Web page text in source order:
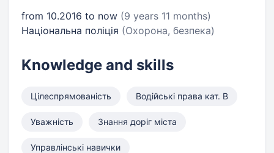
from 10.2016 to now (9 years 11 months)
Національна поліція (Охорона, безпека)
Knowledge and skills
Цілеспрямованість Водійські права кат. B
Уважність Знання доріг міста
Управлінські навички